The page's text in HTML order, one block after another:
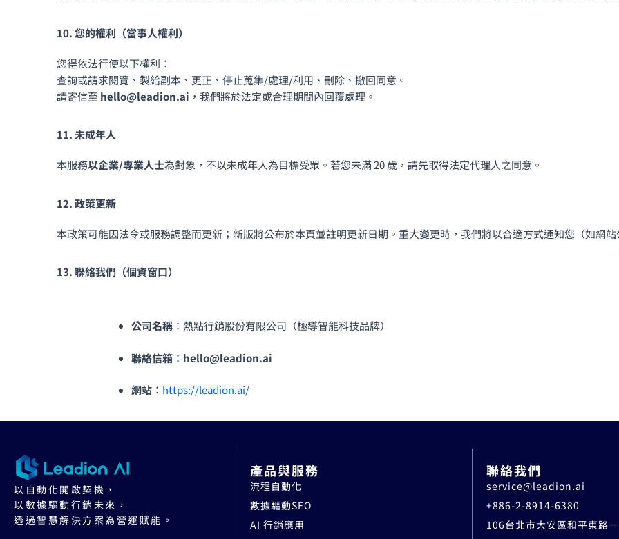
10. 您的權利（當事人權利）
您得依法行使以下權利：
查詢或請求閱覽、製給副本、更正、停止蒐集/處理/利用、刪除、撤回同意。
請寄信至 hello@leadion.ai ，我們將於法定或合理期間內回覆處理。
11. 未成年人
本服務以企業/專業人士為對象，不以未成年人為目標受眾。若您未滿 20 歲，請先取得法定代理人之同意。
12. 政策更新
本政策可能因法令或服務調整而更新；新版將公布於本頁並註明更新日期。重大變更時，我們將以合適方式通知您（如網站
13. 聯絡我們（個資窗口）
公司名稱：熱點行銷股份有限公司（極導智能科技品牌）
聯絡信箱： hello@leadion.ai
網站： https://leadion.ai/
以自動化開啟契機，
以數據驅動行銷未來，
透過智慧解決方案為營運賦能。
產品與服務
流程自動化
數據驅動SEO
AI 行銷應用
聯絡我們
service@leadion.ai
+886-2-8914-6380
106台北市大安區和平東路